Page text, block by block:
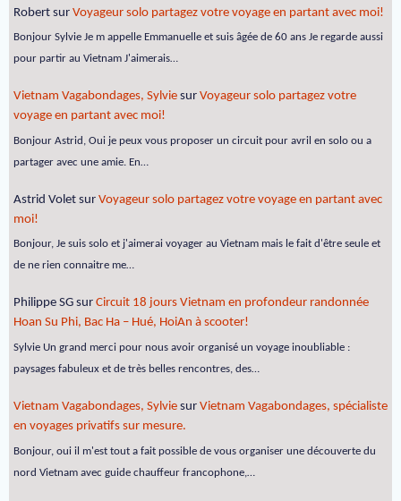
Robert sur Voyageur solo partagez votre voyage en partant avec moi!
Bonjour Sylvie Je m appelle Emmanuelle et suis âgée de 60 ans Je regarde aussi
pour partir au Vietnam J'aimerais…
Vietnam Vagabondages, Sylvie sur Voyageur solo partagez votre
voyage en partant avec moi!
Bonjour Astrid, Oui je peux vous proposer un circuit pour avril en solo ou a
partager avec une amie. En…
Astrid Volet sur Voyageur solo partagez votre voyage en partant avec
moi!
Bonjour, Je suis solo et j'aimerai voyager au Vietnam mais le fait d'être seule et
de ne rien connaitre me…
Philippe SG sur Circuit 18 jours Vietnam en profondeur randonnée
Hoan Su Phi, Bac Ha – Hué, HoiAn à scooter!
Sylvie Un grand merci pour nous avoir organisé un voyage inoubliable :
paysages fabuleux et de très belles rencontres, des…
Vietnam Vagabondages, Sylvie sur Vietnam Vagabondages, spécialiste
en voyages privatifs sur mesure.
Bonjour, oui il m'est tout a fait possible de vous organiser une découverte du
nord Vietnam avec guide chauffeur francophone,…